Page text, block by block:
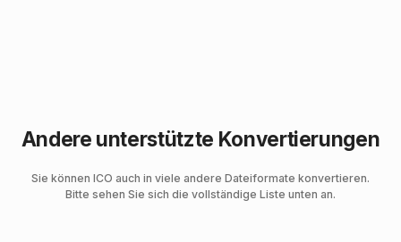
Andere unterstützte Konvertierungen
Sie können ICO auch in viele andere Dateiformate konvertieren.
Bitte sehen Sie sich die vollständige Liste unten an.